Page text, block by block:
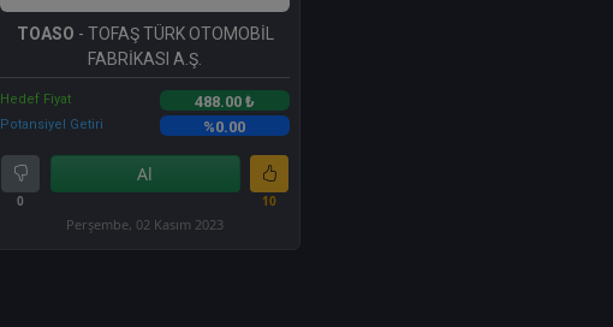
TOASO - TOFAŞ TÜRK OTOMOBİL
FABRİKASI A.Ş.
Hedef Fiyat 488.00 ₺
Potansiyel Getiri %0.00
0
Al
10
Perşembe, 02 Kasım 2023